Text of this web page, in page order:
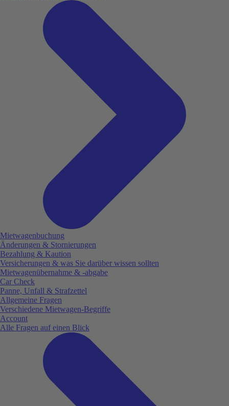
Mietwagenbuchung
Änderungen & Stornierungen
Bezahlung & Kaution
Versicherungen & was Sie darüber wissen sollten
Mietwagenübernahme & -abgabe
Car Check
Panne, Unfall & Strafzettel
Allgemeine Fragen
Verschiedene Mietwagen-Begriffe
Account
Alle Fragen auf einen Blick